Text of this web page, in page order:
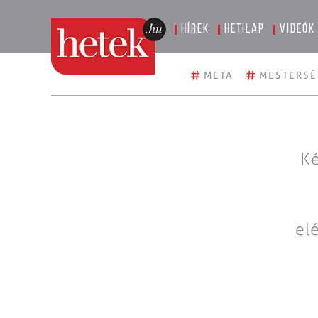
Hírek Hetilap Videók
# META #